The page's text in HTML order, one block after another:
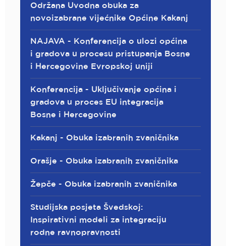
Održana Uvodna obuka za
novoizabrane vijećnike Općine Kakanj
NAJAVA - Konferencija o ulozi općina
i gradova u procesu pristupanja Bosne
i Hercegovine Evropskoj uniji
Konferencija - Uključivanje općina i
gradova u proces EU integracija
Bosne i Hercegovine
Kakanj - Obuka izabranih zvaničnika
Orašje - Obuka izabranih zvaničnika
Žepče - Obuka izabranih zvaničnika
Studijska posjeta Švedskoj:
Inspirativni modeli za integraciju
rodne ravnopravnosti